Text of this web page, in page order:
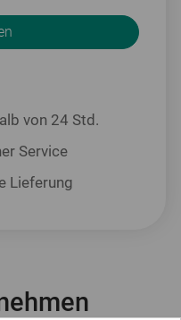
von 24 Std.
Service
Lieferung